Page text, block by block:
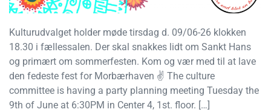
Kulturudvalget holder møde tirsdag d. 09/06-26 klokken
18.30 i fællessalen. Der skal snakkes lidt om Sankt Hans
og primært om sommerfesten. Kom og vær med til at lave
den fedeste fest for Morbærhaven ✌️ The culture
committee is having a party planning meeting Tuesday the
9th of June at 6:30PM in Center 4, 1st. floor. […]